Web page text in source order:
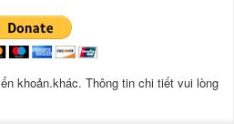
khoản.khác. Thông tin chi tiết vui lòng